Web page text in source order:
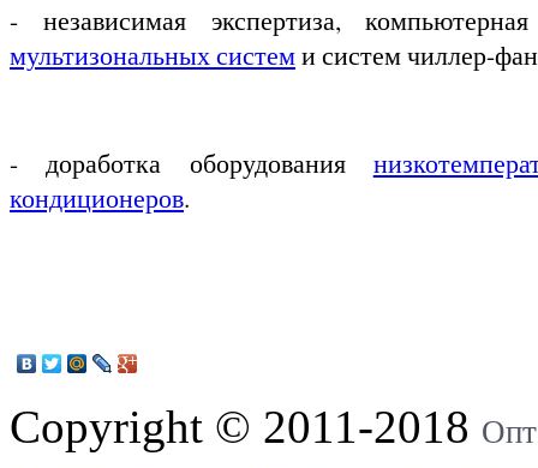
- независимая экспертиза,
мультизональных системи систем чиллер-
- доработка оборудования
кондиционеров.
Copyright © 2011-2018